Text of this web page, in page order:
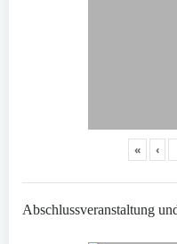
« ‹
Abschlussveranstaltung